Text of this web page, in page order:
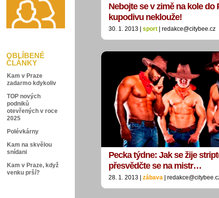
OBLÍBENÉ
ČLÁNKY
Kam v Praze
zadarmo kdykoliv
TOP nových
podniků
otevřených v roce
2025
Polévkárny
Kam na skvělou
snídani
Kam v Praze, když
venku prší?
Nebojte se v zimě na kole do
kupodivu neklouže!
30. 1. 2013 | sport | redakce@citybee.cz
Pecka týdne: Jak se žije
přesvědčte se na mistr…
28. 1. 2013 | zábava |